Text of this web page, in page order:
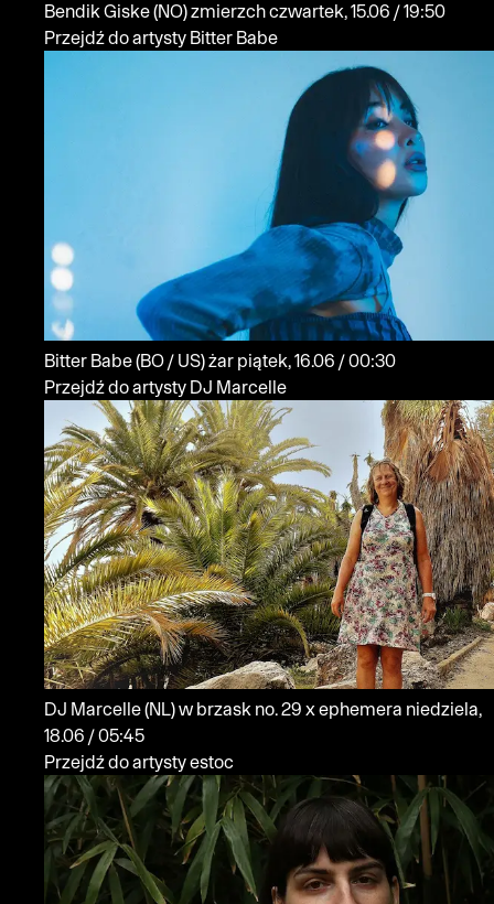
Bendik Giske(NO)zmierzch
czwartek, 15.06 / 19:50
Przejdź do artysty Bitter Babe
Bitter Babe(BO / US)żar
piątek, 16.06 / 00:30
Przejdź do artysty DJ Marcelle
DJ Marcelle(NL)w brzask no. 29 x ephemera niedziela,
18.06 / 05:45
Przejdź do artysty estoc